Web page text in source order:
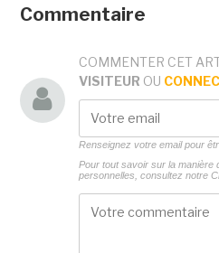
Commentaire
COMMENTER CET
VISITEUR OU
Renseignez votre email pour
Pour tout savoir sur la manière
personnelles, consultez notre